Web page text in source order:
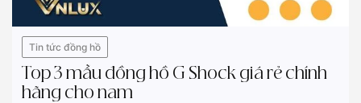
Tin tức đồng hồ
Top 3 mẫu đồng hồ G Shock giá rẻ chính
hãng cho nam